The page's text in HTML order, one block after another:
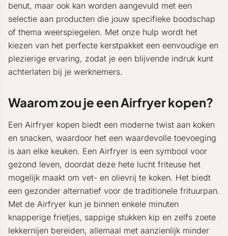
benut, maar ook kan worden aangevuld met een
selectie aan producten die jouw specifieke boodschap
of thema weerspiegelen. Met onze hulp wordt het
kiezen van het perfecte kerstpakket een eenvoudige en
plezierige ervaring, zodat je een blijvende indruk kunt
achterlaten bij je werknemers.
Waarom zou je een Airfryer kopen?
Een Airfryer kopen biedt een moderne twist aan koken
en snacken, waardoor het een waardevolle toevoeging
is aan elke keuken. Een Airfryer is een symbool voor
gezond leven, doordat deze hete lucht friteuse het
mogelijk maakt om vet- en olievrij te koken. Het biedt
een gezonder alternatief voor de traditionele frituurpan.
Met de Airfryer kun je binnen enkele minuten
knapperige frietjes, sappige stukken kip en zelfs zoete
lekkernijen bereiden, allemaal met aanzienlijk minder